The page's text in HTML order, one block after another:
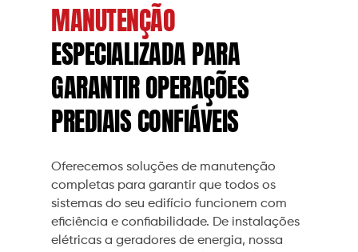
MANUTENÇÃO
ESPECIALIZADA PARA
GARANTIR OPERAÇÕES
PREDIAIS CONFIÁVEIS
Oferecemos soluções de manutenção
completas para garantir que todos os
sistemas do seu edifício funcionem com
eficiência e confiabilidade. De instalações
elétricas a geradores de energia, nossa